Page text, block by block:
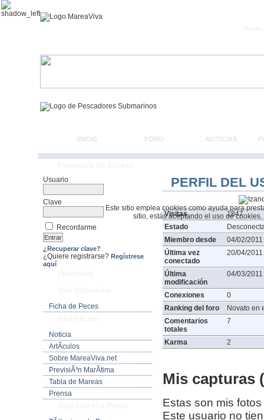
Este sitio emplea cookies como ayuda para
sitio, estás aceptando el uso de cookies.
INICIO FORO NOTICIAS
Usuario
Clave
Recordarme
¿Recuperar clave?
¿Quiere registrarse? Regístrese
aquí
Ficha de Peces
Noticia
ArtÃ­culos
Sobre MareaViva.net
PrevisiÃ³n MarÃ­tima
Tabla de Mareas
Prensa
PERFIL DEL
Visitas
1847
Estado
Miembro desde
04/02/
Última vez
conectado
20/04/
Última
modificación
04/03/
Conexiones
0
Ranking del foro
Novato en
Comentarios
totales
7
Karma 2
Mis capturas
Estas son mis
Este usuario no